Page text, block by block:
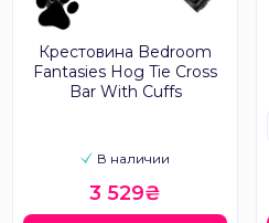
Крестовина Bedroom
Fantasies Hog Tie Cross
Bar With Cuffs
В наличии
3 529₴